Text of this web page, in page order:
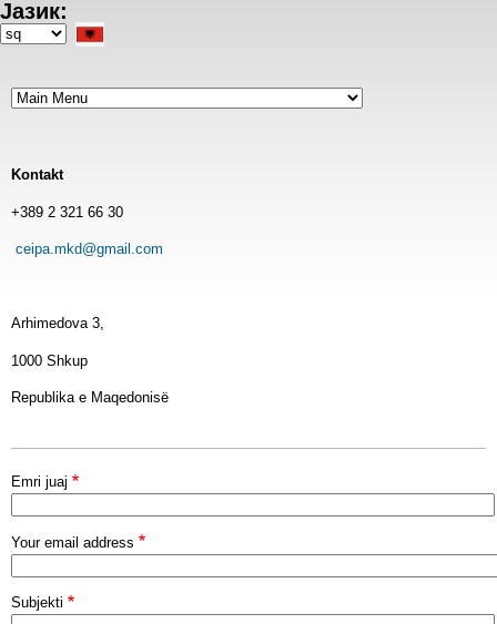
Skip
to
Јазик:
Select
Kontakt
+389 2 321 66 30
ceipa.mkd@gmail.com
Arhimedova 3,
1000 Shkup
Republika e Maqedonisë
Emri juaj
Your email address
Subjekti